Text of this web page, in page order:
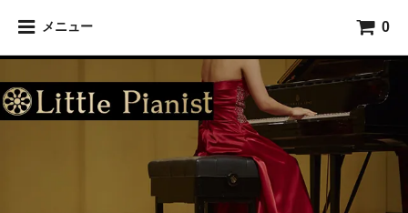
メニュー 0